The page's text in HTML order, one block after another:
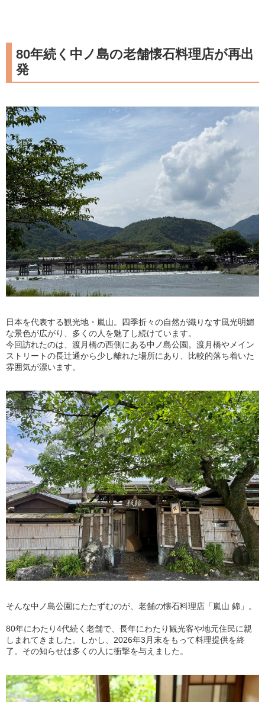
80年続く中ノ島の老舗懐石料理店が再出
発
日本を代表する観光地・嵐山。四季折々の自然が織りなす風光明媚
な景色が広がり、多くの人を魅了し続けています。
今回訪れたのは、渡月橋の西側にある中ノ島公園。渡月橋やメイン
ストリートの長辻通から少し離れた場所にあり、比較的落ち着いた
雰囲気が漂います。
そんな中ノ島公園にたたずむのが、老舗の懐石料理店「嵐山 錦」。
80年にわたり4代続く老舗で、長年にわたり観光客や地元住民に親
しまれてきました。しかし、2026年3月末をもって料理提供を終
了。その知らせは多くの人に衝撃を与えました。